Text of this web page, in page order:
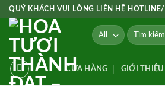
Skip
content
QUÝ KHÁCH VUI LÒNG LIÊN HỆ
Tìm
kiếm:
CỬA HÀNG GIỚI THIỆU